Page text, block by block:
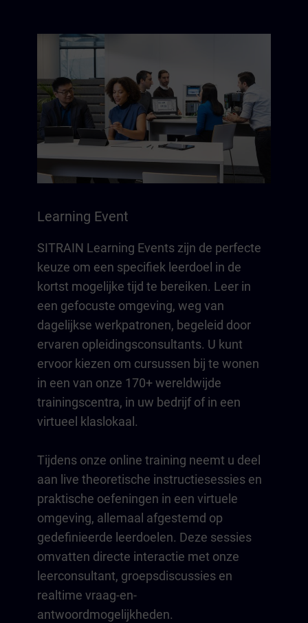
Learning Event
SITRAIN Learning Events zijn de perfecte
keuze om een specifiek leerdoel in de
kortst mogelijke tijd te bereiken. Leer in
een gefocuste omgeving, weg van
dagelijkse werkpatronen, begeleid door
ervaren opleidingsconsultants. U kunt
ervoor kiezen om cursussen bij te wonen
in een van onze 170+ wereldwijde
trainingscentra, in uw bedrijf of in een
virtueel klaslokaal.
Tijdens onze online training neemt u deel
aan live theoretische instructiesessies en
praktische oefeningen in een virtuele
omgeving, allemaal afgestemd op
gedefinieerde leerdoelen. Deze sessies
omvatten directe interactie met onze
leerconsultant, groepsdiscussies en
realtime vraag-en-
antwoordmogelijkheden.